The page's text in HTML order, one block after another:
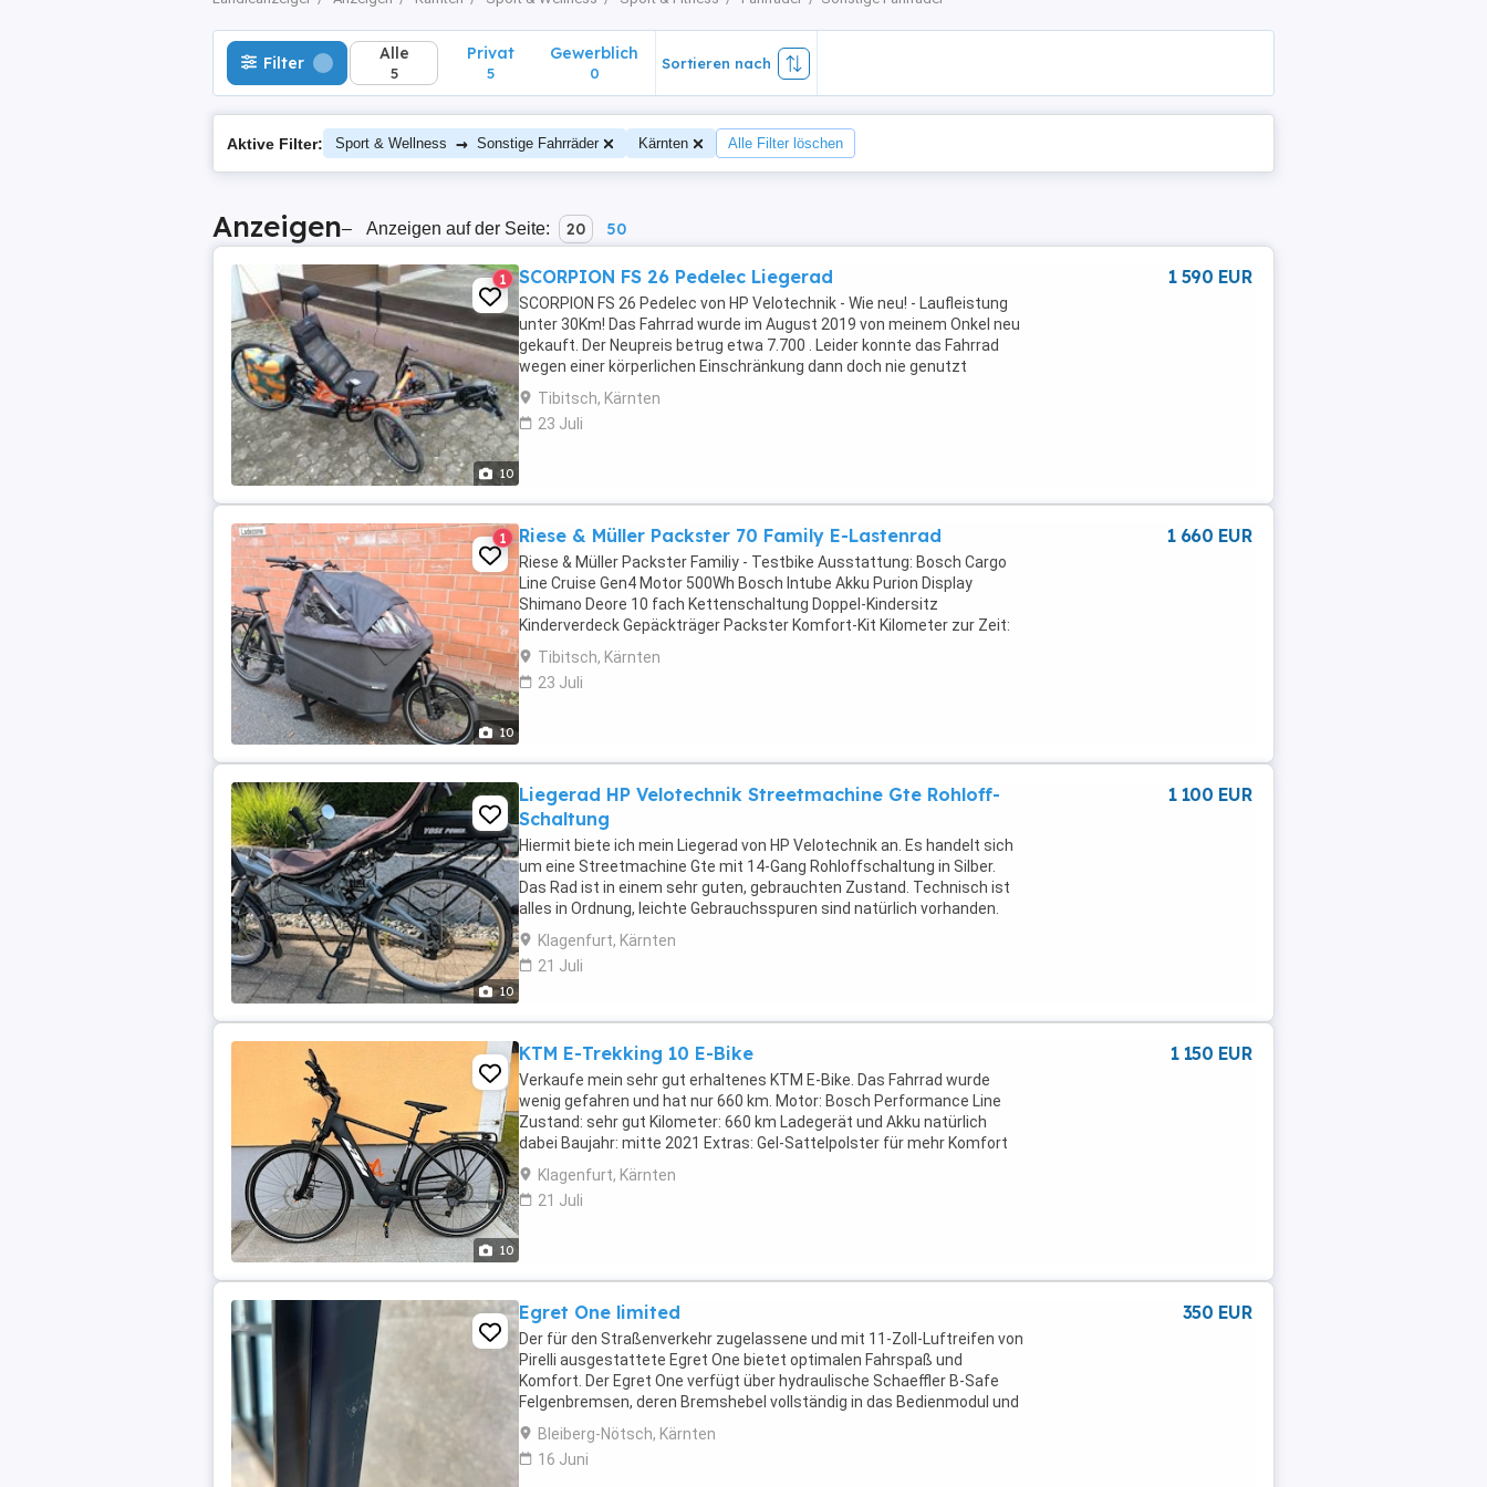
Filter Alle
5
Privat
5
Gewerblich
0
Sortieren nach
Aktive Filter: Sport & Wellness → Sonstige Fahrräder Kärnten Alle Filter löschen
Anzeigen– Anzeigen auf der Seite: 20 50
10
1 SCORPION FS 26 Pedelec Liegerad
SCORPION FS 26 Pedelec von HP Velotechnik - Wie neu! - Laufleistung
unter 30Km! Das Fahrrad wurde im August 2019 von meinem Onkel neu
gekauft. Der Neupreis betrug etwa 7.700 . Leider konnte das Fahrrad
wegen einer körperlichen Einschränkung dann doch nie genutzt
werden. Letztes Jahr war das Fahrrad ...
Tibitsch, Kärnten
23 Juli
1 590 EUR
10
1 Riese & Müller Packster 70 Family E-Lastenrad
Riese & Müller Packster Familiy - Testbike Ausstattung: Bosch Cargo
Line Cruise Gen4 Motor 500Wh Bosch Intube Akku Purion Display
Shimano Deore 10 fach Kettenschaltung Doppel-Kindersitz
Kinderverdeck Gepäckträger Packster Komfort-Kit Kilometer zur Zeit:
16 km
Tibitsch, Kärnten
23 Juli
1 660 EUR
10
Liegerad HP Velotechnik Streetmachine Gte Rohloff-
Schaltung
Hiermit biete ich mein Liegerad von HP Velotechnik an. Es handelt sich
um eine Streetmachine Gte mit 14-Gang Rohloffschaltung in Silber.
Das Rad ist in einem sehr guten, gebrauchten Zustand. Technisch ist
alles in Ordnung, leichte Gebrauchsspuren sind natürlich vorhanden.
Das Liegerad besitzt eine ...
Klagenfurt, Kärnten
21 Juli
1 100 EUR
10
KTM E-Trekking 10 E-Bike
Verkaufe mein sehr gut erhaltenes KTM E-Bike. Das Fahrrad wurde
wenig gefahren und hat nur 660 km. Motor: Bosch Performance Line
Zustand: sehr gut Kilometer: 660 km Ladegerät und Akku natürlich
dabei Baujahr: mitte 2021 Extras: Gel-Sattelpolster für mehr Komfort
KTM Helm Factory Character ...
Klagenfurt, Kärnten
21 Juli
1 150 EUR
Egret One limited
Der für den Straßenverkehr zugelassene und mit 11-Zoll-Luftreifen von
Pirelli ausgestattete Egret One bietet optimalen Fahrspaß und
Komfort. Der Egret One verfügt über hydraulische Schaeffler B-Safe
Felgenbremsen, deren Bremshebel vollständig in das Bedienmodul und
den Gasgriff integriert sind. Der ...
Bleiberg-Nötsch, Kärnten
16 Juni
350 EUR